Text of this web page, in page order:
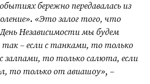
бережно передавалась из
. «Это залог того, что
Независимости мы будем
– если с танками, то только
с залпами, то только салюта, если
то только от авиашоу», –